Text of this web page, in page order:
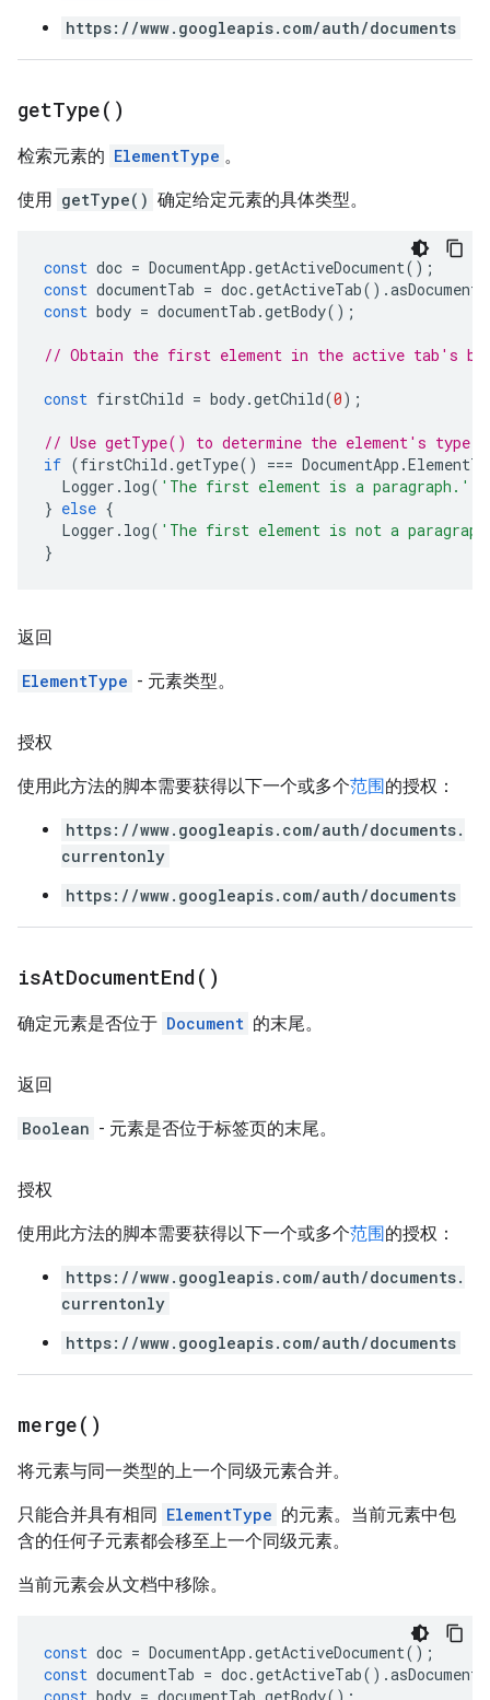
https://www.googleapis.com/auth/documents
getType( )
检索元素的 ElementType 。
使用 getType() 确定给定元素的具体类型。
const doc = DocumentApp .getActiveDocument();
const documentTab = doc.getActiveTab().
const body = documentTab .getBody();
// Obtain the first element in the active tab's
const firstChild = body.getChild(0);
// Use getType() to determine the element's type.
if (firstChild .getType() === DocumentApp .
Logger . log( 'The first element is a paragraph.'
} else {
Logger . log( 'The first element is not a
}
返回
ElementType - 元素类型。
授权
使用此方法的脚本需要获得以下一个或多个范围的授权：
https://www.googleapis.com/auth/documents.
currentonly
https://www.googleapis.com/auth/documents
isAtDocumentEnd( )
确定元素是否位于 Document 的末尾。
返回
Boolean - 元素是否位于标签页的末尾。
授权
使用此方法的脚本需要获得以下一个或多个范围的授权：
https://www.googleapis.com/auth/documents.
currentonly
https://www.googleapis.com/auth/documents
merge( )
将元素与同一类型的上一个同级元素合并。
只能合并具有相同 ElementType 的元素。当前元素中包
含的任何子元素都会移至上一个同级元素。
当前元素会从文档中移除。
const doc = DocumentApp .getActiveDocument();
const documentTab = doc.getActiveTab().